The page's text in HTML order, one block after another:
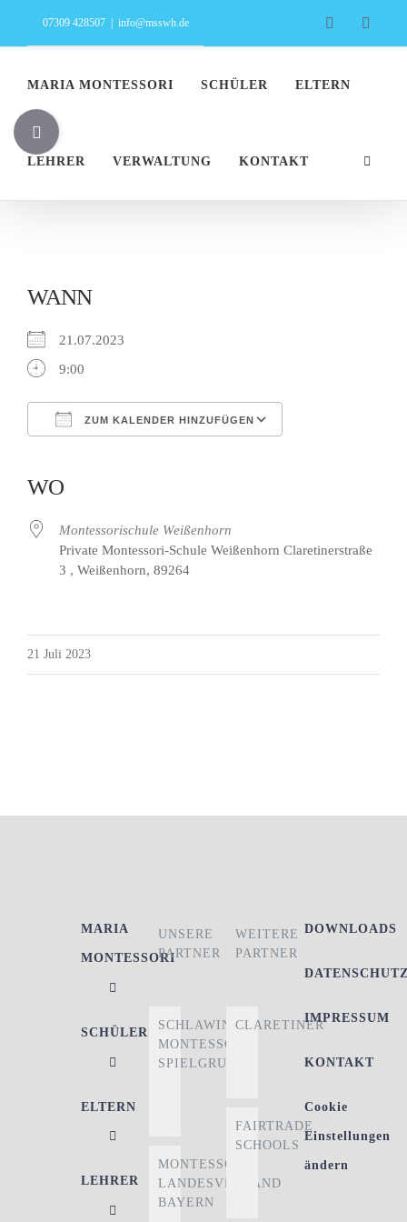
Inhalt
07309 428507 info@msswh.de Facebook
MARIA MONTESSORI SCHÜLER ELTERN
LEHRER VERWALTUNG KONTAKT
WANN
21.07.2023
9:00
ZUM KALENDER HINZUFÜGEN
WO
Montessorischule Weißenhorn
Private Montessori-Schule Weißenhorn Claretinerstraße
3 , Weißenhorn, 89264
21 Juli 2023
MARIA
MONTESSORI
SCHÜLER
ELTERN
LEHRER
UNSERE
PARTNER
SCHLAWINER
MONTESSORI-
SPIELGRUPPE
MONTESSORI
LANDESVERBAND
BAYERN
WEITERE
PARTNER
CLARETINER
FAIRTRADE
SCHOOLS
DOWNLOADS
IMPRESSUM
KONTAKT
Cookie
Einstellungen
ändern
Toggle
Sliding